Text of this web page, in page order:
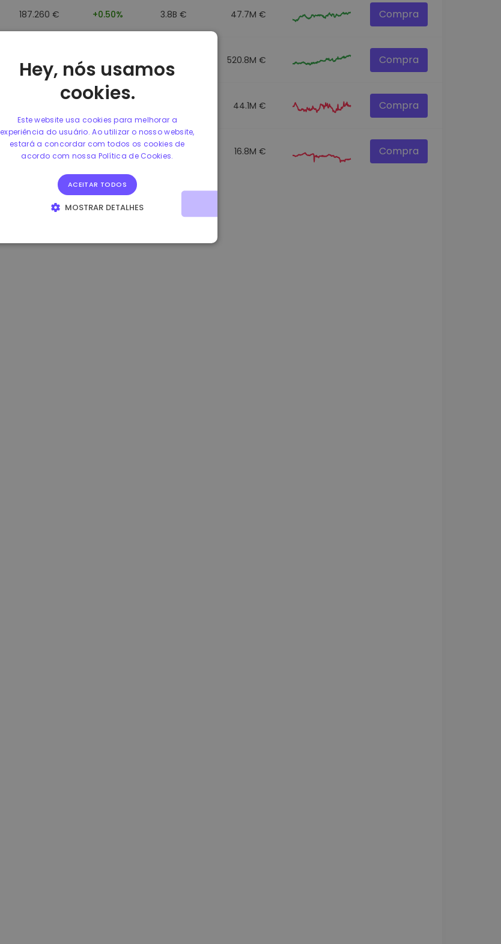
187.260 € +0.50% 3.8B € 47.7M € Compra
520.8M € Compra
44.1M € Compra
1.180000 € +1.90% 3.2B € 16.8M € Compra
Hey, nós usamos
cookies.
Este website usa cookies para melhorar a
experiência do usuário. Ao utilizar o nosso website,
estará a concordar com todos os cookies de
acordo com nossa Política de Cookies.
ACEITAR TODOS
MOSTRAR DETALHES